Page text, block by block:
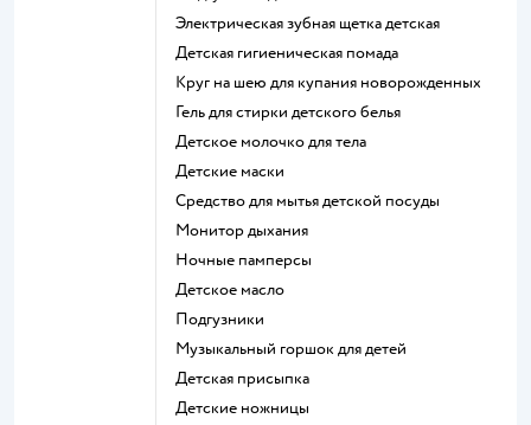
электрическая зубная щетка детская
детская гигиеническая помада
круг на шею для купания новорожденных
гель для стирки детского белья
детское молочко для тела
детские маски
средство для мытья детской посуды
монитор дыхания
ночные памперсы
детское масло
подгузники
музыкальный горшок для детей
детская присыпка
детские ножницы